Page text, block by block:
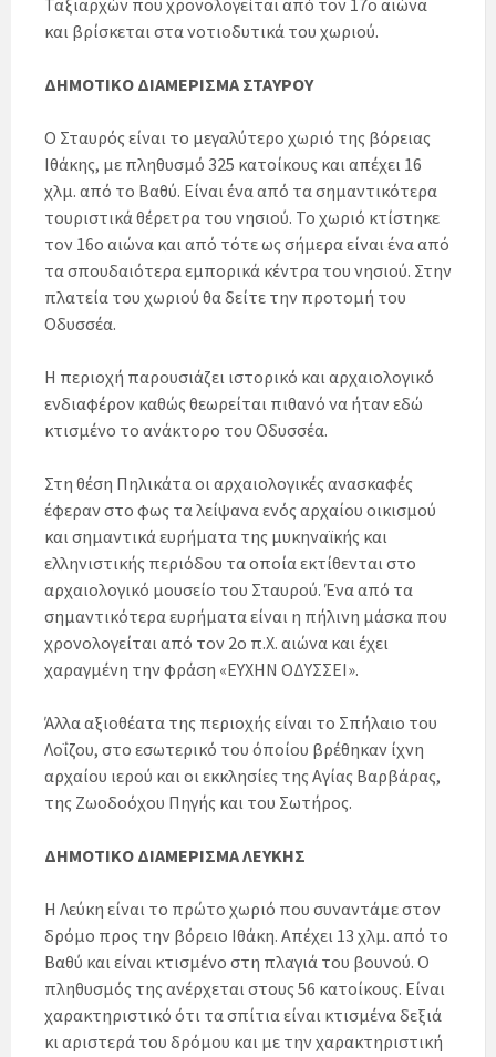
και βρίσκεται στα νοτιοδυτικά του χωριού.
ΔΗΜΟΤΙΚΟ ΔΙΑΜΕΡΙΣΜΑ ΣΤΑΥΡΟΥ
Ο Σταυρός είναι το μεγαλύτερο χωριό της βόρειας
Ιθάκης, με πληθυσμό 325 κατοίκους και απέχει 16
χλμ. από το Βαθύ. Είναι ένα από τα σημαντικότερα
τουριστικά θέρετρα του νησιού. Το χωριό κτίστηκε
τον 16ο αιώνα και από τότε ως σήμερα είναι ένα από
τα σπουδαιότερα εμπορικά κέντρα του νησιού. Στην
πλατεία του χωριού θα δείτε την προτομή του
Οδυσσέα.
Η περιοχή παρουσιάζει ιστορικό και αρχαιολογικό
ενδιαφέρον καθώς θεωρείται πιθανό να ήταν εδώ
κτισμένο το ανάκτορο του Οδυσσέα.
Στη θέση Πηλικάτα οι αρχαιολογικές ανασκαφές
έφεραν στο φως τα λείψανα ενός αρχαίου οικισμού
και σημαντικά ευρήματα της μυκηναϊκής και
ελληνιστικής περιόδου τα οποία εκτίθενται στο
αρχαιολογικό μουσείο του Σταυρού. Ένα από τα
σημαντικότερα ευρήματα είναι η πήλινη μάσκα που
χρονολογείται από τον 2ο π.Χ. αιώνα και έχει
χαραγμένη την φράση «ΕΥΧΗΝ ΟΔΥΣΣΕΙ».
Άλλα αξιοθέατα της περιοχής είναι το Σπήλαιο του
Λοΐζου, στο εσωτερικό του όποίου βρέθηκαν ίχνη
αρχαίου ιερού και οι εκκλησίες της Αγίας Βαρβάρας,
της Ζωοδοόχου Πηγής και του Σωτήρος.
ΔΗΜΟΤΙΚΟ ΔΙΑΜΕΡΙΣΜΑ ΛΕΥΚΗΣ
Η Λεύκη είναι το πρώτο χωριό που συναντάμε στον
δρόμο προς την βόρειο Ιθάκη. Απέχει 13 χλμ. από το
Βαθύ και είναι κτισμένο στη πλαγιά του βουνού. Ο
πληθυσμός της ανέρχεται στους 56 κατοίκους. Είναι
χαρακτηριστικό ότι τα σπίτια είναι κτισμένα δεξιά
κι αριστερά του δρόμου και με την χαρακτηριστική